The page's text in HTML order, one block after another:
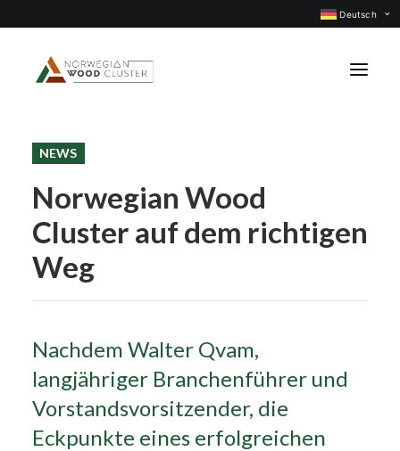
Deutsch
Was ist neu
Events
Projekte
Berufsgruppen
Search
NEWS
Norwegian Wood
Cluster auf dem richtigen
Weg
Nachdem Walter Qvam,
langjähriger Branchenführer und
Vorstandsvorsitzender, die
Eckpunkte eines erfolgreichen